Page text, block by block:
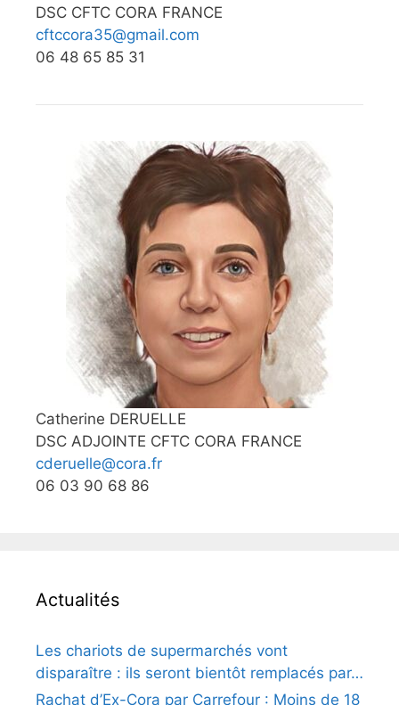
DSC CFTC CORA FRANCE
cftccora35@gmail.com
06 48 65 85 31
Catherine DERUELLE
DSC ADJOINTE CFTC CORA FRANCE
cderuelle@cora.fr
06 03 90 68 86
Actualités
Les chariots de supermarchés vont
disparaître : ils seront bientôt remplacés par…
Rachat d’Ex-Cora par Carrefour : Moins de 18